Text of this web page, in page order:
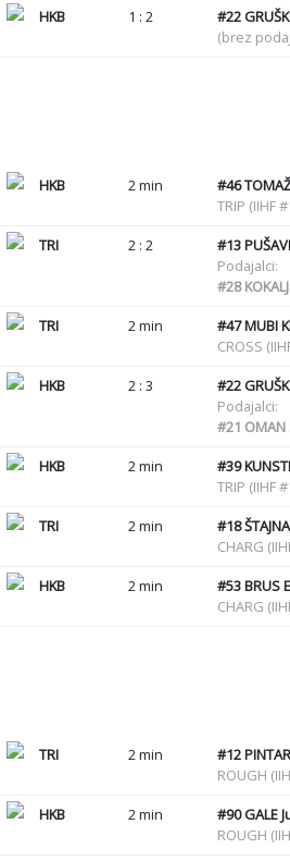
HKB 1 : 2 #22
(brez
HKB 2 min #46
TRIP (IIHF
TRI 2 : 2 #13
Podajalci:
#28
TRI 2 min #47MUBI
CROSS
HKB 2 : 3 #22
Podajalci:
#21 OMAN
HKB 2 min #39
TRIP (IIHF
TRI 2 min #18
CHARG
HKB 2 min #53BRUS
CHARG
TRI 2 min #12
ROUGH
HKB 2 min #90GALE
ROUGH